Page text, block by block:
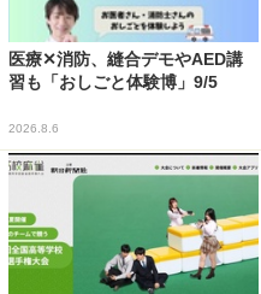
医療✕消防、縫合デモやAED講
習も「おしごと体験博」9/5
2026.8.6